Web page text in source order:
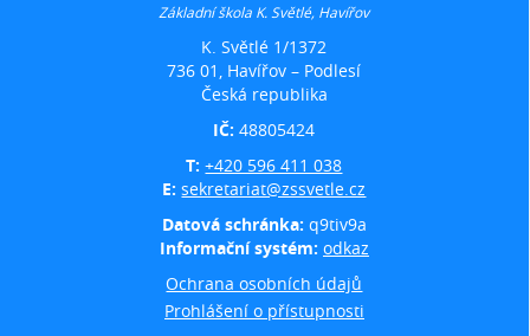
Základní škola K. Světlé, Havířov
K. Světlé 1/1372
736 01, Havířov – Podlesí
Česká republika
IČ:48805424
T:+420 596 411 038
E:sekretariat@zssvetle.cz
Datová schránka: q9tiv9a
Informační systém: odkaz
Ochrana osobních údajů
Prohlášení o přístupnosti